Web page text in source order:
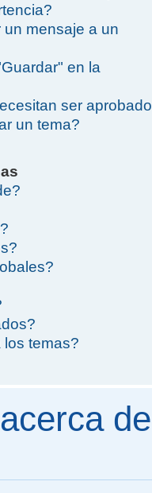
mensaje a un
en la
ser
un tema?
temas?